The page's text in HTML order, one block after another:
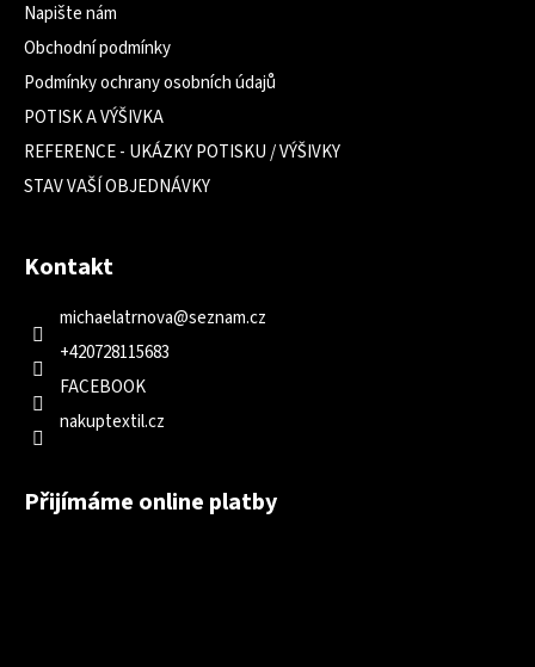
Napište nám
Obchodní podmínky
Podmínky ochrany osobních údajů
POTISK A VÝŠIVKA
REFERENCE - UKÁZKY POTISKU / VÝŠIVKY
STAV VAŠÍ OBJEDNÁVKY
Kontakt
michaelatrnova@seznam.cz
+420728115683
FACEBOOK
nakuptextil.cz
Přijímáme online platby